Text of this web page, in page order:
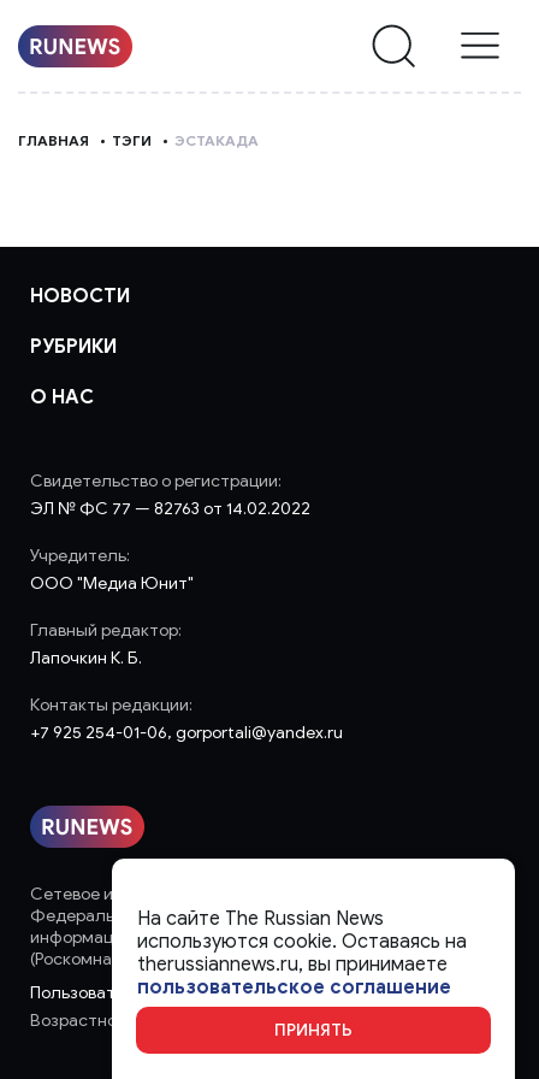
О
НАС
ГЛАВНАЯ ТЭГИ ЭСТАКАДА
НОВОСТИ
РУБРИКИ
О НАС
Сетевое издание «runews» (18+) зарегистрировано в
Федеральной службе по надзору в сфере связи,
информационных технологий и массовых коммуникаций
(Роскомнадзор)
Пользовательское соглашение
Возрастное ограничение:
Свидетельство о регистрации:
ЭЛ № ФС 77 — 82763 от 14.02.2022
Учредитель:
ООО "Медиа Юнит"
Главный редактор:
Лапочкин К. Б.
Контакты редакции:
+7 925 254-01-06, gorportali@yandex.ru
На сайте The Russian News
используются cookie. Оставаясь на
therussiannews.ru, вы принимаете
пользовательское соглашение
ПРИНЯТЬ